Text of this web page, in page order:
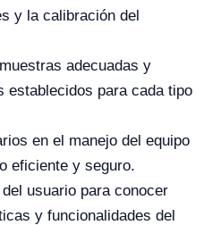
y la calibración del
adecuadas y
establecidos para cada tipo
en el manejo del equipo
eficiente y seguro.
usuario para conocer
y funcionalidades del